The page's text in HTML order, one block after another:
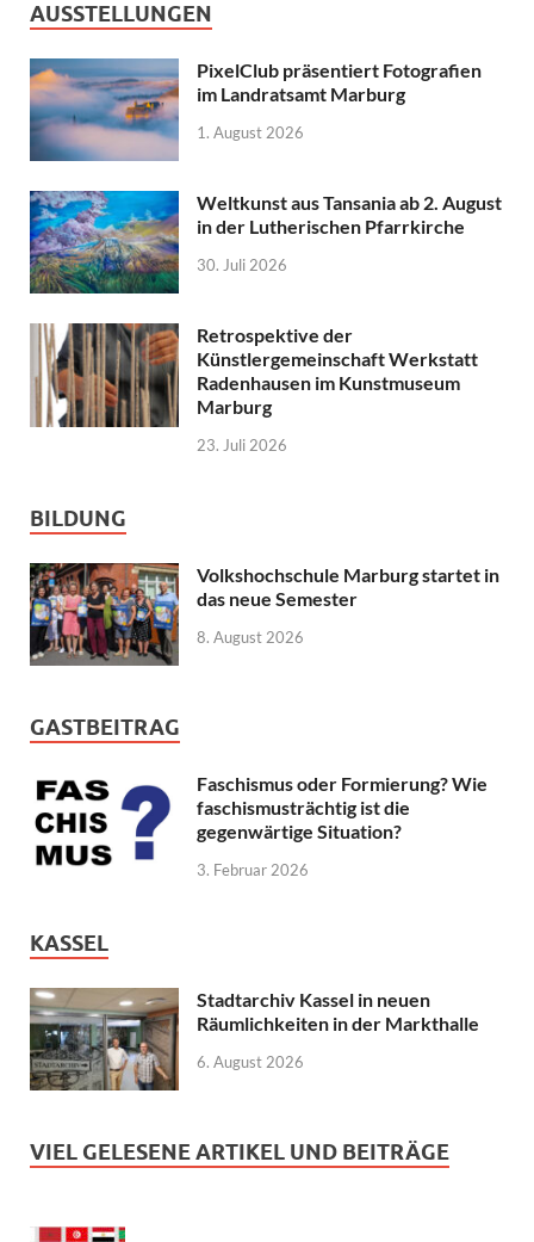
AUSSTELLUNGEN
PixelClub präsentiert Fotografien
im Landratsamt Marburg
1. August 2026
Weltkunst aus Tansania ab 2. August
in der Lutherischen Pfarrkirche
30. Juli 2026
Retrospektive der
Künstlergemeinschaft Werkstatt
Radenhausen im Kunstmuseum
Marburg
23. Juli 2026
BILDUNG
Volkshochschule Marburg startet in
das neue Semester
8. August 2026
GASTBEITRAG
Faschismus oder Formierung? Wie
faschismusträchtig ist die
gegenwärtige Situation?
3. Februar 2026
KASSEL
Stadtarchiv Kassel in neuen
Räumlichkeiten in der Markthalle
6. August 2026
VIEL GELESENE ARTIKEL UND BEITRÄGE